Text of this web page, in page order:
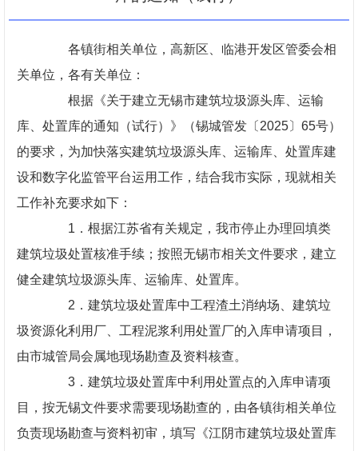
各镇街相关单位，高新区、临港开发区管委会相
关单位，各有关单位：
根据《关于建立无锡市建筑垃圾源头库、运输
库、处置库的通知（试行）》（锡城管发〔2025〕65号）
的要求，为加快落实建筑垃圾源头库、运输库、处置库建
设和数字化监管平台运用工作，结合我市实际，现就相关
工作补充要求如下：
1．根据江苏省有关规定，我市停止办理回填类
建筑垃圾处置核准手续；按照无锡市相关文件要求，建立
健全建筑垃圾源头库、运输库、处置库。
2．建筑垃圾处置库中工程渣土消纳场、建筑垃
圾资源化利用厂、工程泥浆利用处置厂的入库申请项目，
由市城管局会属地现场勘查及资料核查。
3．建筑垃圾处置库中利用处置点的入库申请项
目，按无锡文件要求需要现场勘查的，由各镇街相关单位
负责现场勘查与资料初审，填写《江阴市建筑垃圾处置库